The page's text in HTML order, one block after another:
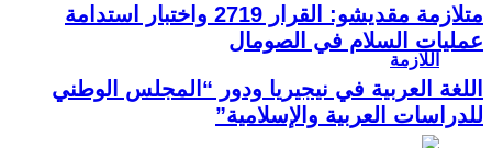
اللازمة
متلازمة مقديشو: القرار 2719 واختبار استدامة
عمليات السلام في الصومال
اللغة العربية في نيجيريا ودور “المجلس الوطني
للدراسات العربية والإسلامية”